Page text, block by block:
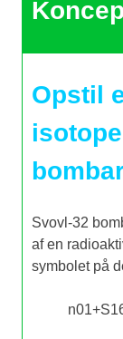
Opstil
Svovl-32
af en
symbolet på
n01+S